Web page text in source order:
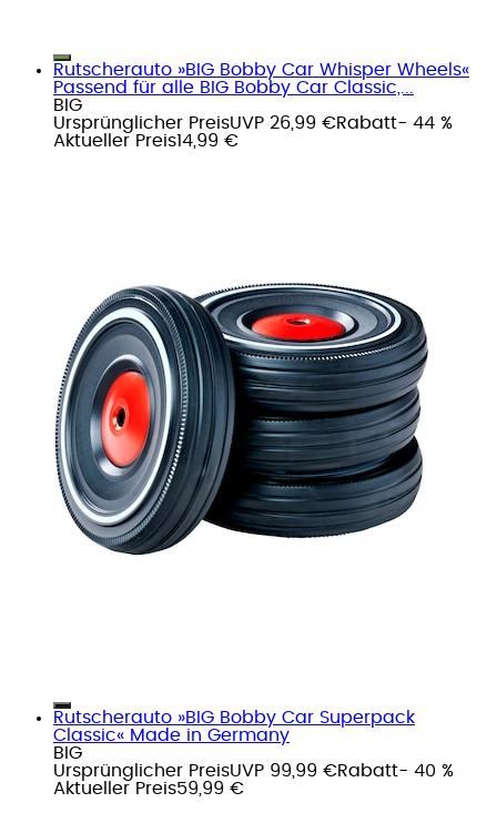
Rutscherauto »BIG Bobby Car Whisper Wheels«
Passend für alle BIG Bobby Car Classic,...
BIG
Ursprünglicher PreisUVP 26,99 €Rabatt- 44 %
Aktueller Preis14,99 €
Rutscherauto »BIG Bobby Car Superpack
Classic« Made in Germany
BIG
Ursprünglicher PreisUVP 99,99 €Rabatt- 40 %
Aktueller Preis59,99 €